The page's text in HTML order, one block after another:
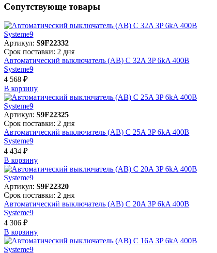
Сопутствующе товары
Артикул: S9F22332
Срок поставки: 2 дня
Автоматический выключатель (АВ) C 32A 3P 6kA 400В
Systeme9
4 568 ₽
В корзинy
Артикул: S9F22325
Срок поставки: 2 дня
Автоматический выключатель (АВ) C 25A 3P 6kA 400В
Systeme9
4 434 ₽
В корзинy
Артикул: S9F22320
Срок поставки: 2 дня
Автоматический выключатель (АВ) C 20A 3P 6kA 400В
Systeme9
4 306 ₽
В корзинy